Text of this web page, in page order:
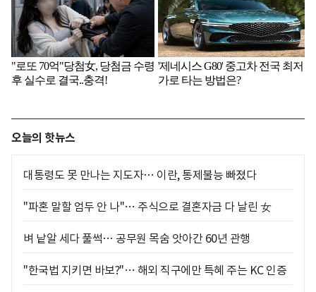
오늘의 핫뉴스
대통령도 못 만나는 지도자… 이란, 통제불능 빠졌다
"파혼 말할 엄두 안 나"… 주식으로 결혼자금 다 날린 女
벼 낱알 세다 풀썩… 공무원 목숨 앗아간 60년 관행
"한국법 지키면 바보?"… 해외 직구에만 특혜 주는 KC 인증